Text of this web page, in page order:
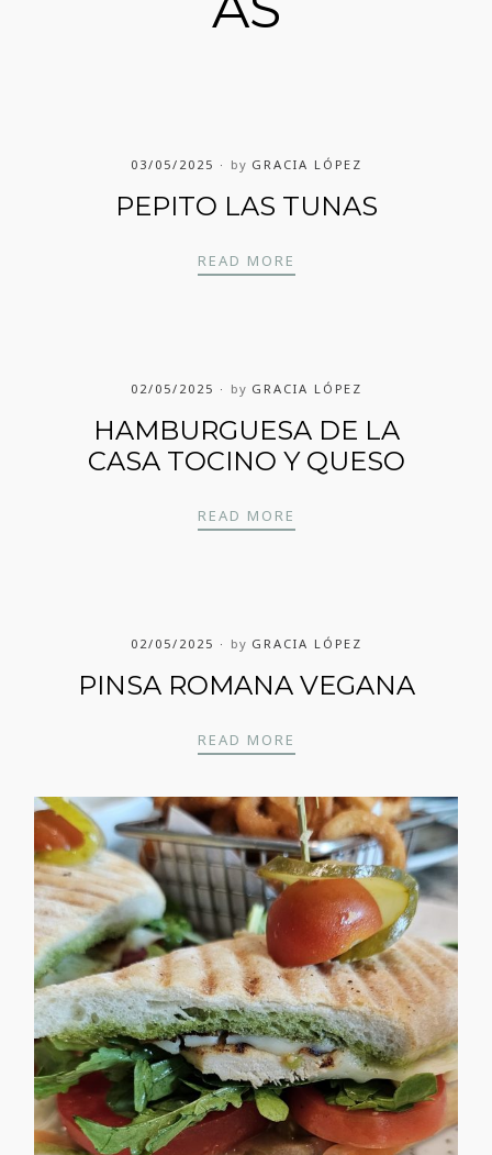
03/05/2025 by GRACIA LÓPEZ
PEPITO LAS TUNAS
READ MORE
02/05/2025 by GRACIA LÓPEZ
HAMBURGUESA DE LA
CASA TOCINO Y QUESO
READ MORE
02/05/2025 by GRACIA LÓPEZ
PINSA ROMANA VEGANA
READ MORE